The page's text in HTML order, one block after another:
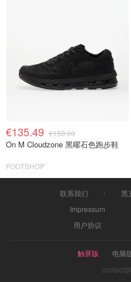
€135.49 €150.00
On M Cloudzone 黑曜石色跑步鞋
FOOTSHOP
联系我们 黑
Impressum
用户协议
触屏版 电脑